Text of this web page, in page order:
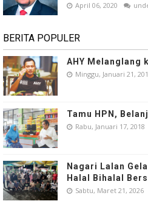
April 06, 2020
BERITA POPULER
AHY Melanglang
Minggu, Januari 21,
Tamu HPN,
Rabu, Januari 17, 2018
Nagari Lalan
Halal Bihalal
Sabtu, Maret 21, 2026